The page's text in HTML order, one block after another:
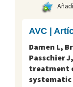
AVC |
Damen L,
Passchier
treatment